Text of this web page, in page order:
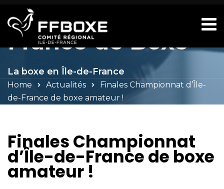
Comité d'Île-de-
France de Boxe
La boxe en Île-de-France
Home Actualités
Finales Championnat d’Île-
de-France de boxe amateur !
Finales Championnat
d’Île-de-France de boxe
amateur !